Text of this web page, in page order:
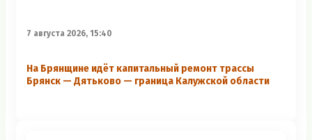
7 августа 2026, 15:40
На Брянщине идёт капитальный ремонт трассы
Брянск — Дятьково — граница Калужской области